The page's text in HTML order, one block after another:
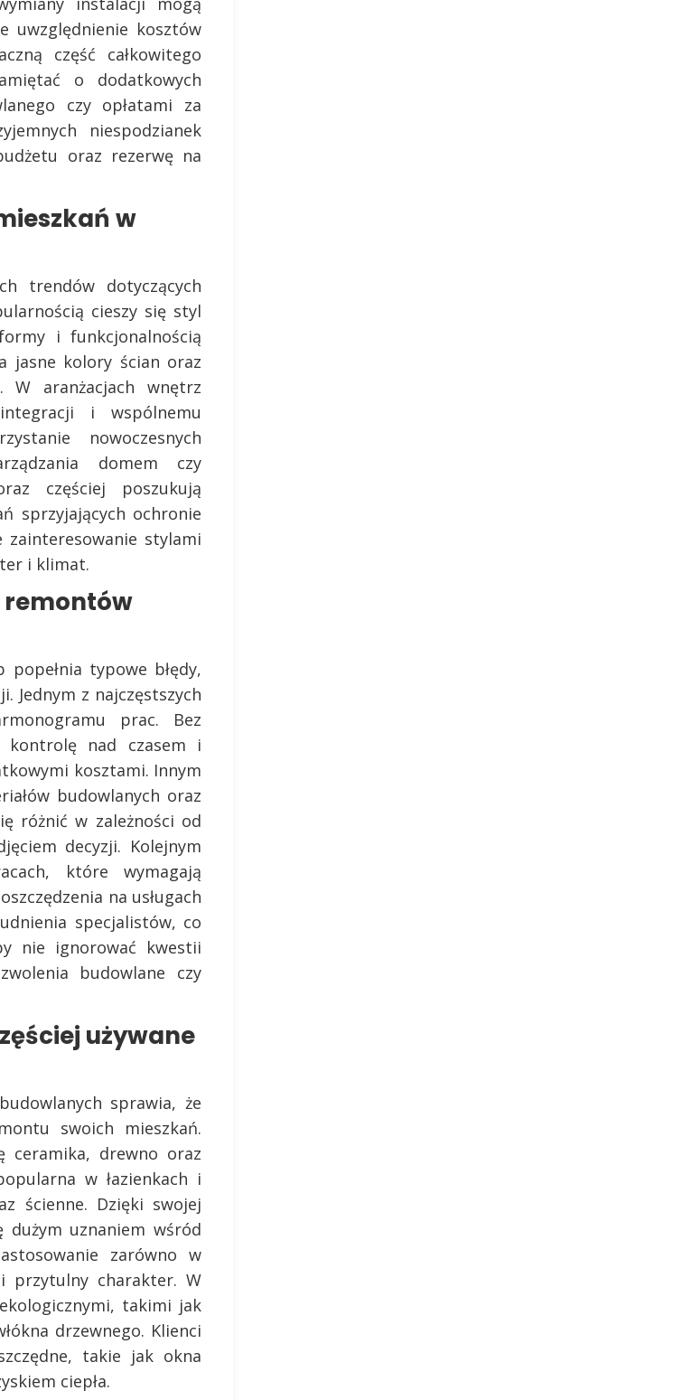
uwzględnienie kosztów
część całkowitego
o dodatkowych
czy opłatami za
niespodzianek
oraz rezerwę na
w
trendów dotyczących
cieszy się styl
i funkcjonalnością
jasne kolory ścian oraz
W aranżacjach wnętrz
i wspólnemu
nowoczesnych
domem czy
częściej poszukują
sprzyjających ochronie
zainteresowanie stylami
i klimat.
remontów
typowe błędy,
Jednym z najczęstszych
prac. Bez
kontrolę nad czasem i
kosztami. Innym
budowlanych oraz
różnić w zależności od
decyzji. Kolejnym
które wymagają
na usługach
specjalistów, co
nie ignorować kwestii
budowlane czy
używane
sprawia, że
swoich mieszkań.
ceramika, drewno oraz
w łazienkach i
ścienne. Dzięki swojej
dużym uznaniem wśród
zarówno w
przytulny charakter. W
takimi jak
drzewnego. Klienci
takie jak okna
ciepła.